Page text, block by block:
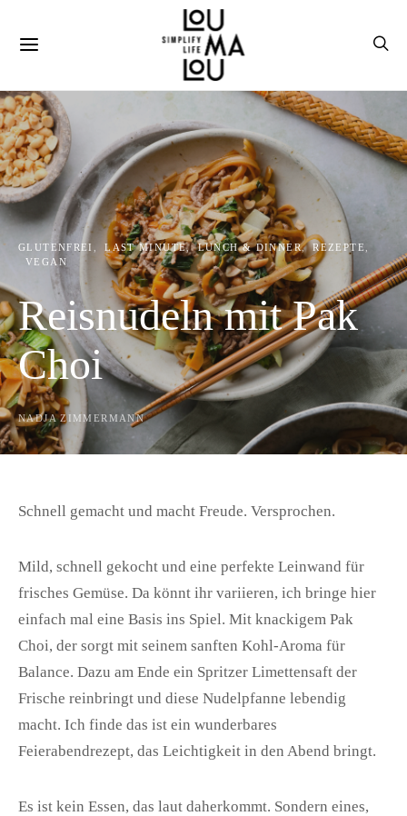
GLUTENFREI LAST MINUTE LUNCH & DINNER
REZEPTE
VEGAN
Reisnudeln mit Pak
Choi
NADJA ZIMMERMANN
Schnell gemacht und macht Freude. Versprochen.
Mild, schnell gekocht und eine perfekte Leinwand für
frisches Gemüse. Da könnt ihr variieren, ich bringe hier
einfach mal eine Basis ins Spiel. Mit knackigem Pak
Choi, der sorgt mit seinem sanften Kohl-Aroma für
Balance. Dazu am Ende ein Spritzer Limettensaft der
Frische reinbringt und diese Nudelpfanne lebendig
macht. Ich finde das ist ein wunderbares
Feierabendrezept, das Leichtigkeit in den Abend bringt.
Es ist kein Essen, das laut daherkommt. Sondern eines,